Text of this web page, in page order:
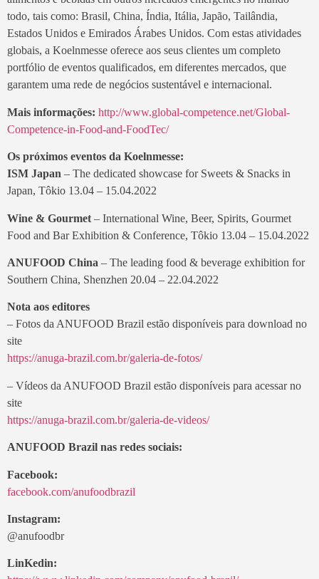
todo, tais como: Brasil, China, Índia, Itália, Japão, Tailândia,
Estados Unidos e Emirados Árabes Unidos. Com estas atividades
globais, a Koelnmesse oferece aos seus clientes um completo
portfólio de eventos qualificados, em diferentes mercados, que
garantem uma rede de negócios sustentável e internacional.
Mais informações: http://www.global-competence.net/Global-
Competence-in-Food-and-FoodTec/
Os próximos eventos da Koelnmesse:
ISM Japan – The dedicated showcase for Sweets & Snacks in
Japan, Tôkio 13.04 – 15.04.2022
Wine & Gourmet – International Wine, Beer, Spirits, Gourmet
Food and Bar Exhibition & Conference, Tôkio 13.04 – 15.04.2022
ANUFOOD China – The leading food & beverage exhibition for
Southern China, Shenzhen 20.04 – 22.04.2022
Nota aos editores
– Fotos da ANUFOOD Brazil estão disponíveis para download no
site
https://anuga-brazil.com.br/galeria-de-fotos/
– Vídeos da ANUFOOD Brazil estão disponíveis para acessar no
site
https://anuga-brazil.com.br/galeria-de-videos/
ANUFOOD Brazil nas redes sociais:
Facebook:
facebook.com/anufoodbrazil
Instagram:
@anufoodbr
LinKedin: